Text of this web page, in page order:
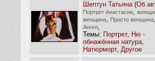
Шептун Татьяна (Об
Портрет Анастасии
женщина
Просто женщина
Ангел
Темы: Портрет, Ню -
обнажённая натура
Натюрморт, Другое